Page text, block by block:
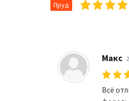
Пруд
Макс
Всё